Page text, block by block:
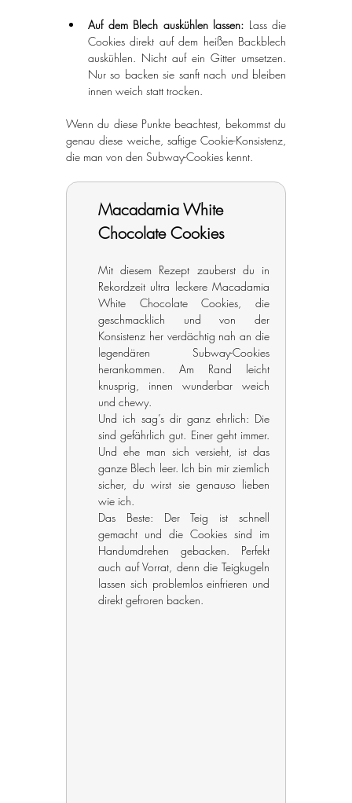
Auf dem Blech auskühlen lassen: Lass die
Cookies direkt auf dem heißen Backblech
auskühlen. Nicht auf ein Gitter umsetzen.
Nur so backen sie sanft nach und bleiben
innen weich statt trocken.
Wenn du diese Punkte beachtest, bekommst du
genau diese weiche, saftige Cookie-Konsistenz,
die man von den Subway-Cookies kennt.
Macadamia White
Chocolate Cookies
Mit diesem Rezept zauberst du in
Rekordzeit ultra leckere Macadamia
White Chocolate Cookies, die
geschmacklich und von der
Konsistenz her verdächtig nah an die
legendären Subway-Cookies
herankommen. Am Rand leicht
knusprig, innen wunderbar weich
und chewy.
Und ich sag’s dir ganz ehrlich: Die
sind gefährlich gut. Einer geht immer.
Und ehe man sich versieht, ist das
ganze Blech leer. Ich bin mir ziemlich
sicher, du wirst sie genauso lieben
wie ich.
Das Beste: Der Teig ist schnell
gemacht und die Cookies sind im
Handumdrehen gebacken. Perfekt
auch auf Vorrat, denn die Teigkugeln
lassen sich problemlos einfrieren und
direkt gefroren backen.